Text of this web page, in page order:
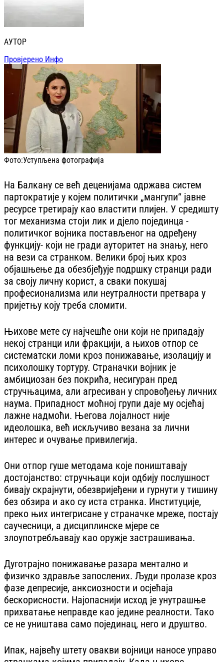
АУТОР
Провјерено Инфо
Фото:Уступљена фотографија
На Балкану се већ деценијама одржава систем
партократије у којем политички „мангупи“ јавне
ресурсе третирају као властити плијен. У средишту
тог механизма стоји лик и дјело појединца -
политичког војника постављеног на одређену
функцију- који не гради ауторитет на знању, него
на вези са странком. Велики број њих кроз
објашњење да обезбјеђује подршку странци ради
за своју личну корист, а сваки покушај
професионализма или неутралности претвара у
пријетњу коју треба сломити.
Њихове мете су најчешће они који не припадају
некој странци или фракцији, а њихов отпор се
систематски ломи кроз понижавање, изолацију и
психолошку тортуру. Страначки војник је
амбициозан без покрића, несигуран пред
стручњацима, али агресиван у спровођењу личних
наума. Припадност моћној групи даје му осјећај
лажне надмоћи. Његова лојалност није
идеолошка, већ искључиво везана за лични
интерес и очување привилегија.
Они отпор гуше методама које поништавају
достојанство: стручњаци који одбију послушност
бивају скрајнути, обезвријеђени и гурнути у тишину
без обзира и ако су иста странка. Институције,
преко њих интегрисане у страначке мреже, постају
саучесници, а дисциплинске мјере се
злоупотребљавају као оружје застрашивања.
Дуготрајно понижавање разара ментално и
физичко здравље запослених. Људи пролазе кроз
фазе депресије, анксиозности и осјећаја
бескорисности. Најопаснији исход је унутрашње
прихватање неправде као једине реалности. Тако
се не уништава само појединац, него и друштво.
Ипак, највећу штету овакви војници наносе управо